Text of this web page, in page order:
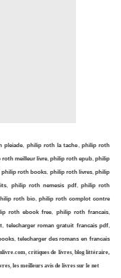
pleiade, philip roth la tache, philip roth
roth meilleur livre, philip roth epub, philip
philip roth books, philip roth livres,philip
, philip roth nemesis pdf, philip roth
roth bio,philip roth complot contre
roth ebook free, philip roth francais,
, telecharger roman gratuit francais pdf,
, telecharger des romans en francais
,critiques de livres, blog littéraire,
, les meilleurs avis de livres sur le net